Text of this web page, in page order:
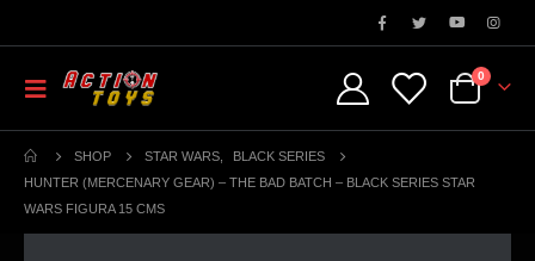
0
SHOP STAR WARS
BLACK SERIES
HUNTER (MERCENARY GEAR) – THE BAD BATCH – BLACK SERIES STAR
WARS FIGURA 15 CMS